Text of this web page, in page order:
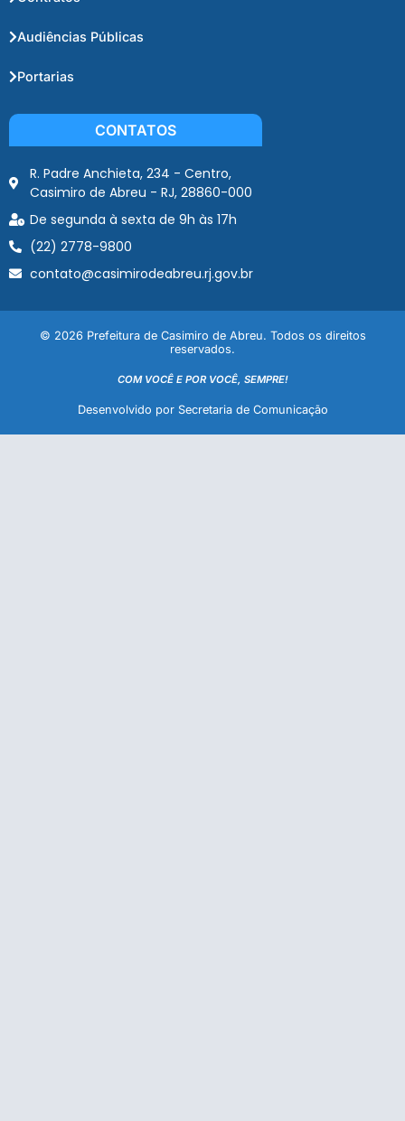
Audiências Públicas
Portarias
CONTATOS
R. Padre Anchieta, 234 - Centro,
Casimiro de Abreu - RJ, 28860-000
De segunda à sexta de 9h às 17h
(22) 2778-9800
contato@casimirodeabreu.rj.gov.br
© 2026 Prefeitura de Casimiro de Abreu. Todos os direitos
reservados.
COM VOCÊ E POR VOCÊ, SEMPRE!
Desenvolvido por Secretaria de Comunicação